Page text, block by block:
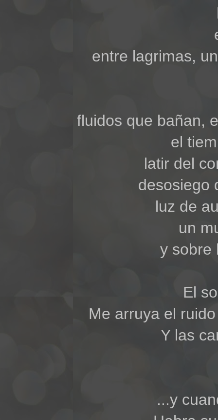
entre lagrimas,
fluidos que bañan,
el
latir del
desosiego
luz de
un
y sobre
El
Me arruya el
Y las
...y